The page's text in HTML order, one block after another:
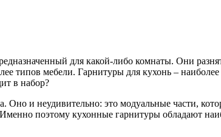
для какой-либо комнаты. Они
типов мебели. Гарнитуры для кухонь –
в набор?
и неудивительно: это модуальные части,
поэтому кухонные гарнитуры обладают